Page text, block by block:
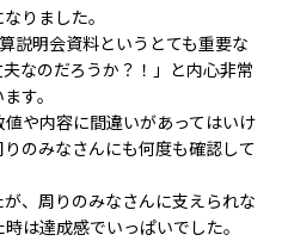
りました。
説明会資料というとても重要な
なのだろうか？！」と内心非常
す。
や内容に間違いがあってはいけ
のみなさんにも何度も確認して
、周りのみなさんに支えられな
は達成感でいっぱいでした。